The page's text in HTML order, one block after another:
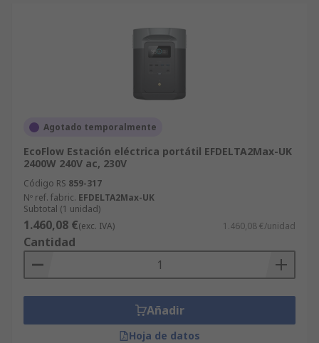
Agotado temporalmente
EcoFlow Estación eléctrica portátil EFDELTA2Max-UK
2400W 240V ac, 230V
Código RS 859-317
Nº ref. fabric. EFDELTA2Max-UK
Subtotal (1 unidad)
1.460,08 €(exc. IVA) 1.460,08 €/unidad
Cantidad
Añadir
Hoja de datos